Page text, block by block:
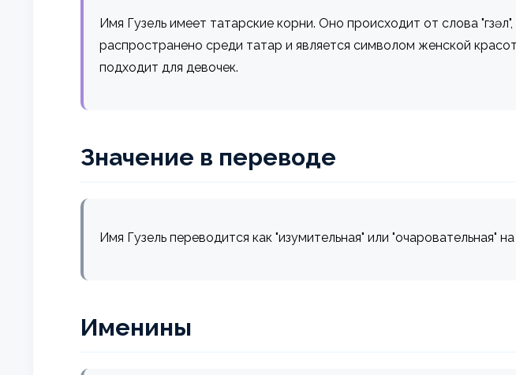
Имя Гузель имеет татарские корни. Оно происходит от слова
распространено среди татар и является символом женской
подходит для девочек.
Значение в переводе
Имя Гузель переводится как "изумительная" или "очаровательная"
Именины